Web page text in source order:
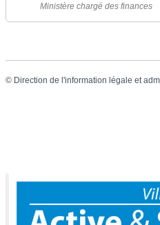
Ministère chargé des finances
© Direction de l'information légale et